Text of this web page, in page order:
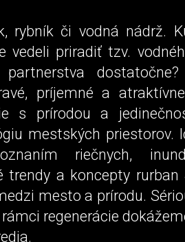
rybník či vodná nádrž.
priradiť tzv.
dostatočne?
príjemné a
s prírodou a
mestských priestorov.
riečnych,
trendy a koncepty
mesto a prírodu.
regenerácie